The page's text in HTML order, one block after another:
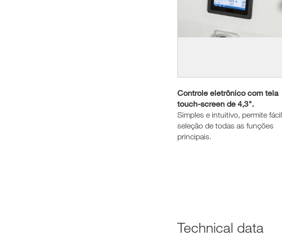
Controle eletrônico com tela
touch-screen de 4,3".
Simples e intuitivo, permite fácil
seleção de todas as funções
principais.
Technical data